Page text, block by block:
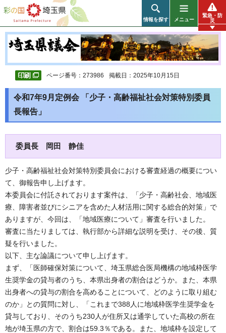
彩の国 埼玉県
情報を探す メニュー
緊急・防
災
ページ番号：273986 掲載日：2025年10月15日
令和7年9月定例会 「少子・高齢福祉社会対策特別委員
長報告」
委員長 岡田 静佳
少子・高齢福祉社会対策特別委員会における審査経過の概要につい
て、御報告申し上げます。
本委員会に付託されております案件は、「少子・高齢社会、地域医
療、障害者並びにシニアを含めた人材活用に関する総合的対策」で
ありますが、今回は、「地域医療について」審査を行いました。
審査に当たりましては、執行部から詳細な説明を受け、その後、質
疑を行いました。
以下、主な論議について申し上げます。
まず、「医師確保対策について、埼玉県総合医局機構の地域枠医学
生奨学金の貸与者のうち、本県出身者の割合はどうか。また、本県
出身者への貸与の割合を高めることについて、どのように取り組む
のか」との質問に対し、「これまで388人に地域枠医学生奨学金を
貸与しており、そのうち230人が住所又は通学していた高校の所在
地が埼玉県の方で、割合は59.3％である。また、地域枠を設定して